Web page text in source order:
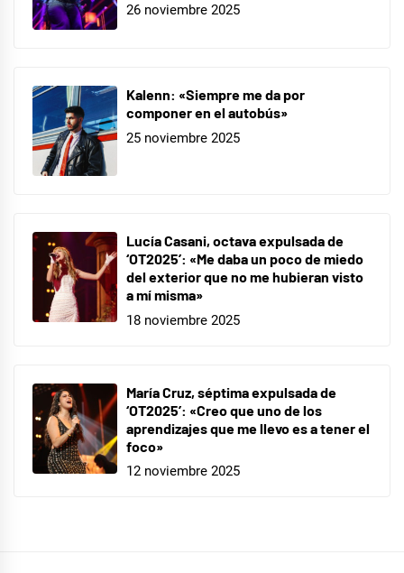
26 noviembre 2025
Kalenn: «Siempre me da por
componer en el autobús»
25 noviembre 2025
Lucía Casani, octava expulsada de
‘OT2025’: «Me daba un poco de miedo
del exterior que no me hubieran visto
a mí misma»
18 noviembre 2025
María Cruz, séptima expulsada de
‘OT2025’: «Creo que uno de los
aprendizajes que me llevo es a tener el
foco»
12 noviembre 2025